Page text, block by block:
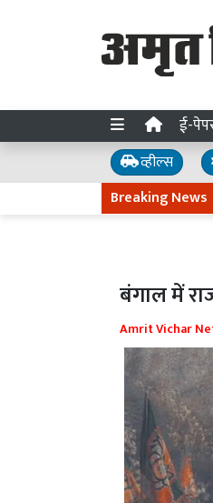
ई-
व्हील्स
Breaking News
बंगाल में
Amrit Vichar